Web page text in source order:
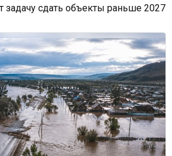
задачу сдать объекты раньше 2027